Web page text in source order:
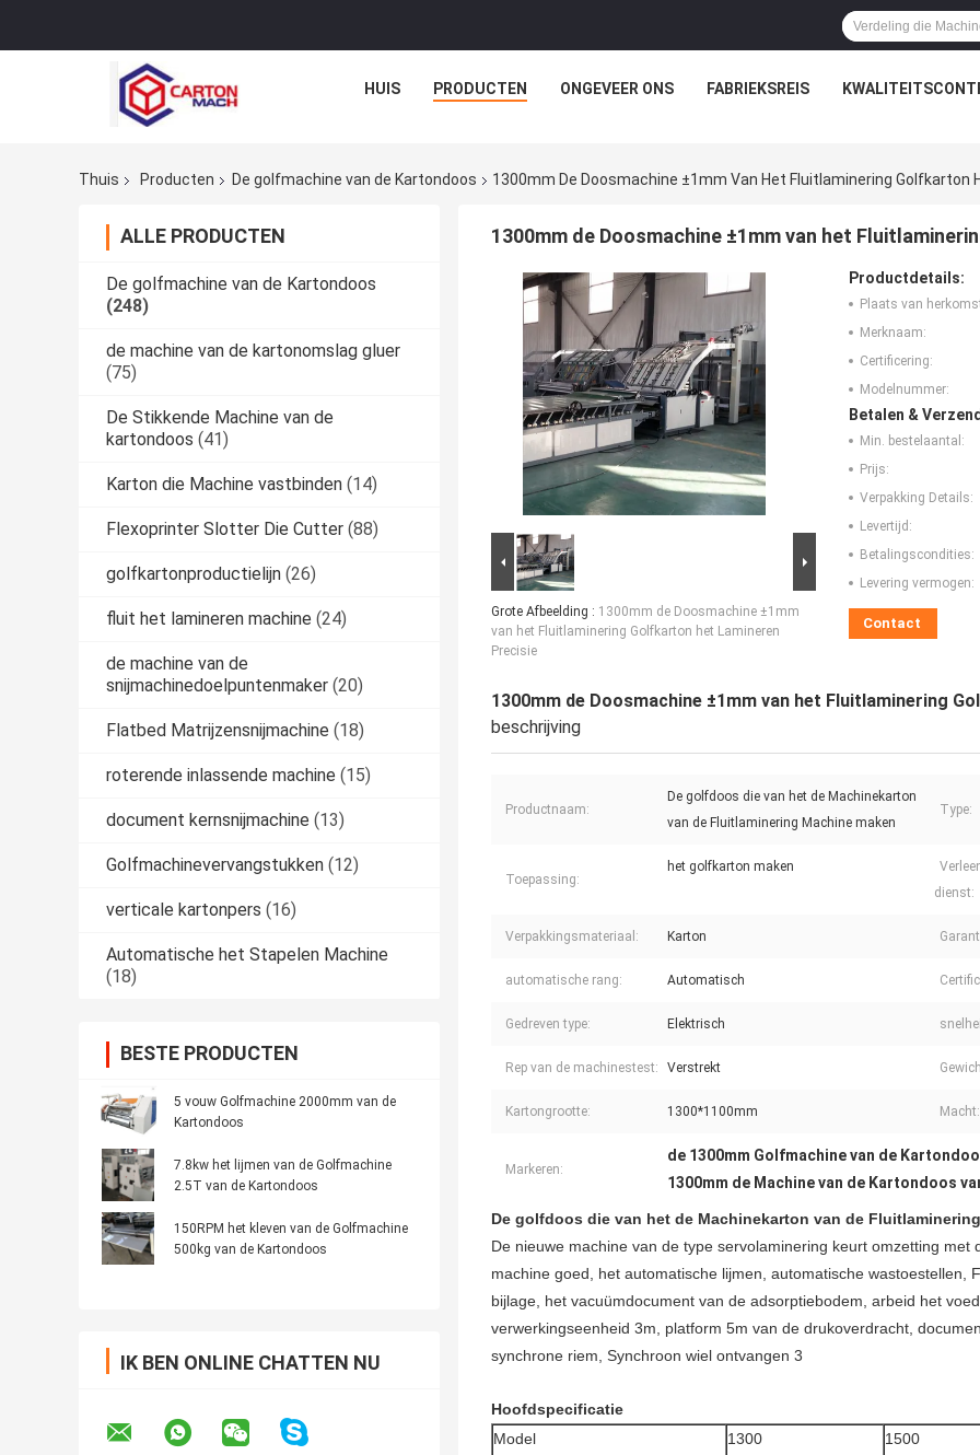
HUIS PRODUCTEN ONGEVEER ONS FABRIEKSREIS
Thuis Producten De golfmachine van de Kartondoos 1300mm De Doosmachine ±1mm Van Het Fluitlaminering Golfkarton
ALLE PRODUCTEN
De golfmachine van de Kartondoos
(248)
de machine van de kartonomslag gluer
(75)
De Stikkende Machine van de
kartondoos (41)
Karton die Machine vastbinden (14)
Flexoprinter Slotter Die Cutter (88)
golfkartonproductielijn (26)
fluit het lamineren machine (24)
de machine van de
snijmachinedoelpuntenmaker (20)
Flatbed Matrijzensnijmachine (18)
roterende inlassende machine (15)
document kernsnijmachine (13)
Golfmachinevervangstukken (12)
verticale kartonpers (16)
Automatische het Stapelen Machine
(18)
BESTE PRODUCTEN
5 vouw Golfmachine 2000mm van de
Kartondoos
7.8kw het lijmen van de Golfmachine
2.5T van de Kartondoos
150RPM het kleven van de Golfmachine
500kg van de Kartondoos
IK BEN ONLINE CHATTEN NU
1300mm de Doosmachine ±1mm van het
Grote Afbeelding : 1300mm de Doosmachine ±1mm
van het Fluitlaminering Golfkarton het Lamineren
Precisie
Productdetails:
Plaats van
Merknaam:
Certificering:
Modelnummer:
Betalen &
Min. bestelaantal:
Prijs:
Verpakking Details:
Levertijd:
Betalingscondities:
Levering vermogen:
Contact
1300mm de Doosmachine ±1mm van het Fluitlaminering
beschrijving
Productnaam:
De golfdoos die van het de Machinekarton
van de Fluitlaminering Machine maken
Type:
Toepassing:
het golfkarton maken
dienst:
Verpakkingsmateriaal: Karton
automatische rang: Automatisch
Gedreven type: Elektrisch
Rep van de machinestest: Verstrekt
Kartongrootte: 1300*1100mm Macht:
Markeren:
de 1300mm Golfmachine van de
1300mm de Machine van de Kartondoos
De golfdoos die van het de Machinekarton van de
De nieuwe machine van de type servolaminering keurt omzetting
machine goed, het automatische lijmen, automatische wastoestellen,
bijlage, het vacuümdocument van de adsorptiebodem, arbeid het
verwerkingseenheid 3m, platform 5m van de drukoverdracht,
synchrone riem, Synchroon wiel ontvangen 3
Hoofdspecificatie
Model
1300 1500